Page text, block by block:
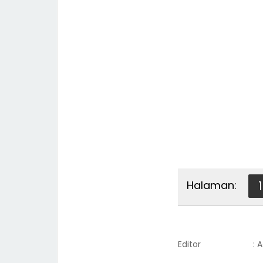
Halaman: 1
Editor :